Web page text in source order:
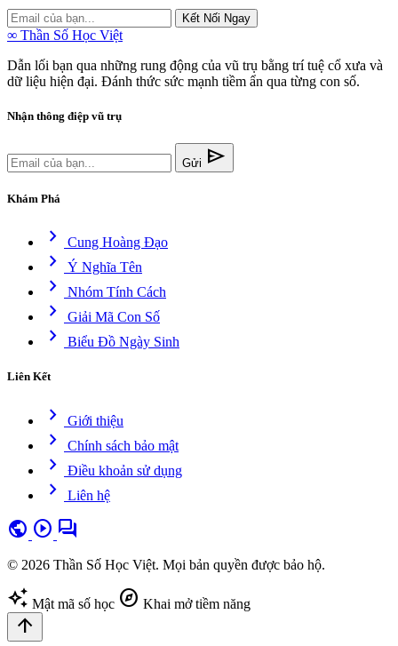
Kết Nối Ngay
∞ Thần Số Học Việt
Dẫn lối bạn qua những rung động của vũ trụ bằng trí tuệ cổ xưa và
dữ liệu hiện đại. Đánh thức sức mạnh tiềm ẩn qua từng con số.
Nhận thông điệp vũ trụ
Gửi send
Khám Phá
chevron_right Cung Hoàng Đạo
chevron_right Ý Nghĩa Tên
chevron_right Nhóm Tính Cách
chevron_right Giải Mã Con Số
chevron_right Biểu Đồ Ngày Sinh
Liên Kết
chevron_right Giới thiệu
chevron_right Chính sách bảo mật
chevron_right Điều khoản sử dụng
chevron_right Liên hệ
public play_circle forum
© 2026 Thần Số Học Việt. Mọi bản quyền được bảo hộ.
auto_awesome Mật mã số học explore Khai mở tiềm năng
arrow_upward